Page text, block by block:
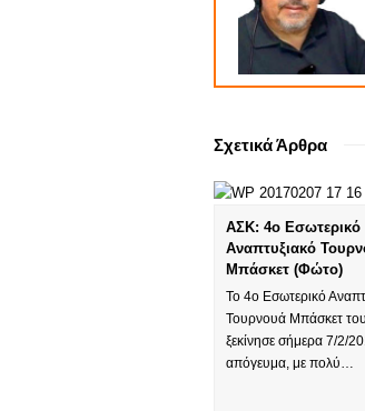
Σχετικά Άρθρα
ΑΣΚ: 4ο Εσωτερικό
Αναπτυξιακό
Μπάσκετ (Φώτο)
Το 4ο Εσωτερικό
Τουρνουά Μπάσκετ
ξεκίνησε σήμερα 7/2/
απόγευμα, με πολύ…